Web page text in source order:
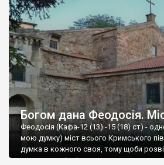
Богом дана Феодосія.
Феодосія (Кафа-12 (13) -15 (18) ст) -
мою думку) міст всього Кримського
думка в кожного своя, тому щоби
запрошую відвідати це